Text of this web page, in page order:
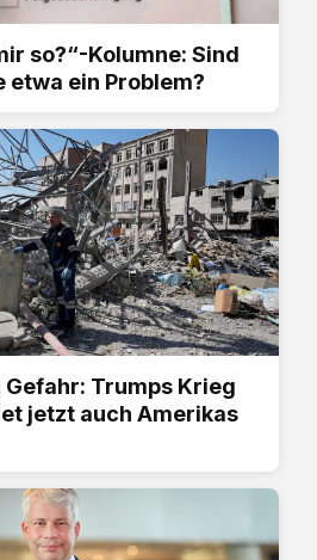
so?“-Kolumne: Sind
etwa ein Problem?
Trumps Krieg
jetzt auch Amerikas